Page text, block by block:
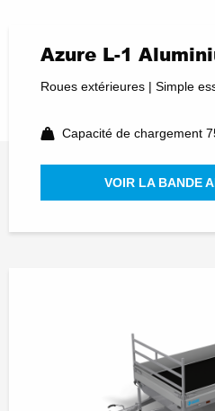
Azure L-1
Roues extérieures | Simple
Capacité de chargement
VOIR LA BANDE